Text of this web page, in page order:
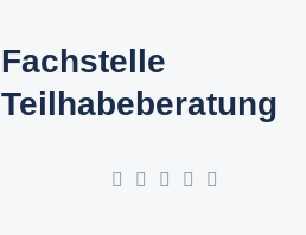
Fachstelle
Teilhabeberatung